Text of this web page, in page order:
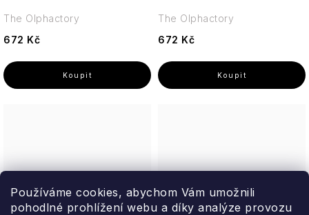
Používáme cookies, abychom Vám umožnili
pohodlné prohlížení webu a díky analýze provozu
672 Kč
The Olphactory
672 Kč
The Olphactory